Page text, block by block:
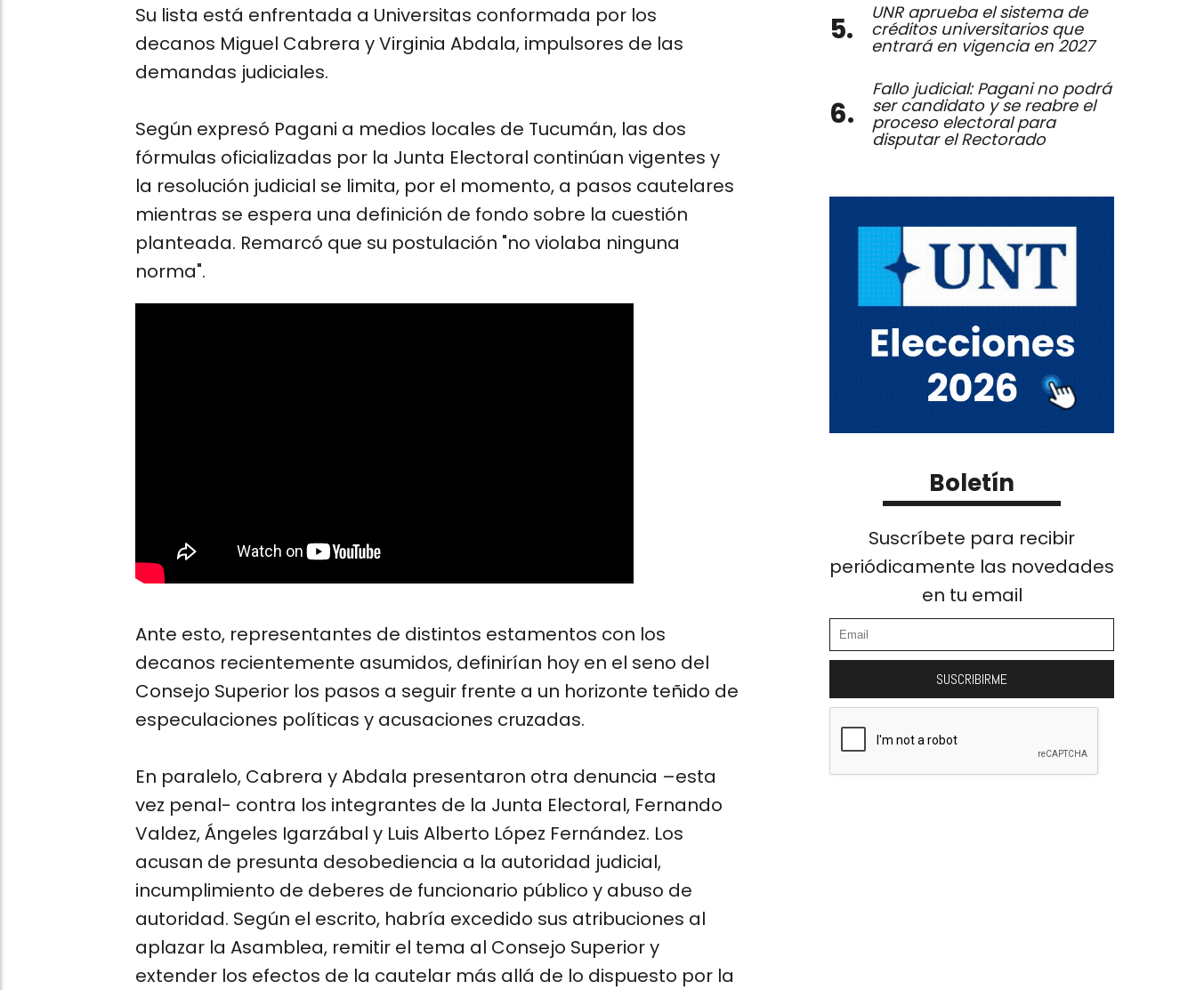
Su lista está enfrentada a Universitas conformada por los
decanos Miguel Cabrera y Virginia Abdala, impulsores de las
demandas judiciales.
Según expresó Pagani a medios locales de Tucumán, las dos
fórmulas oficializadas por la Junta Electoral continúan vigentes y
la resolución judicial se limita, por el momento, a pasos cautelares
mientras se espera una definición de fondo sobre la cuestión
planteada. Remarcó que su postulación "no violaba ninguna
norma".
Ante esto, representantes de distintos estamentos con los
decanos recientemente asumidos, definirían hoy en el seno del
Consejo Superior los pasos a seguir frente a un horizonte teñido de
especulaciones políticas y acusaciones cruzadas.
En paralelo, Cabrera y Abdala presentaron otra denuncia –esta
vez penal- contra los integrantes de la Junta Electoral, Fernando
Valdez, Ángeles Igarzábal y Luis Alberto López Fernández. Los
acusan de presunta desobediencia a la autoridad judicial,
incumplimiento de deberes de funcionario público y abuso de
autoridad. Según el escrito, habría excedido sus atribuciones al
aplazar la Asamblea, remitir el tema al Consejo Superior y
extender los efectos de la cautelar más allá de lo dispuesto por la
UNR aprueba el sistema de
créditos universitarios que
entrará en vigencia en 2027
Fallo judicial: Pagani no podrá
ser candidato y se reabre el
proceso electoral para
disputar el Rectorado
Boletín
Suscríbete para recibir
periódicamente las novedades
en tu email
SUSCRIBIRME